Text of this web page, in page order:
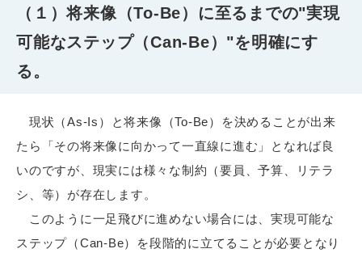
（１）将来像（To-Be）に至るまでの"実現
可能なステップ（Can-Be）"を明確にす
る。
現状（As-Is）と将来像（To-Be）を決めることが出来
たら「その将来像に向かって一直線に進む」となれば良
いのですが、現実には様々な制約（要員、予算、リテラ
シ、等）が存在します。
このように一足飛びに進めない場合には、実現可能な
ステップ（Can-Be）を段階的に立てることが必要となり